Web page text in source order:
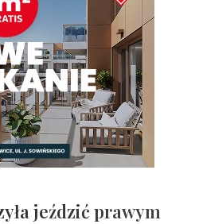
jeździć prawym